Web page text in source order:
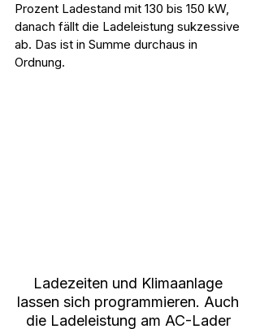
Prozent Ladestand mit 130 bis 150 kW,
danach fällt die Ladeleistung sukzessive
ab. Das ist in Summe durchaus in
Ordnung.
Ladezeiten und Klimaanlage
lassen sich programmieren. Auch
die Ladeleistung am AC-Lader